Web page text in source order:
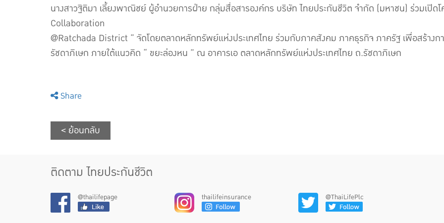
นางสาวฐิติมา เลี้ยงพาณิชย์ ผู้อํานวยการฝ่าย กลุ่มสื่อสารองค์กร บริษัท ไทยประกันชีวิต จำกัด (มหาชน) ร่วมเปิ
Collaboration
@Ratchada District ” จัดโดยตลาดหลักทรัพย์แห่งประเทศไทย ร่วมกับภาคสังคม ภาคธุรกิจ ภาครัฐ เพื่อสร้าง
รัชดาภิเษก ภายใต้แนวคิด “ ขยะล่องหน ” ณ อาคารเอ ตลาดหลักทรัพย์แห่งประเทศไทย ถ.รัชดาภิเษก
Share
< ย้อนกลับ
ติดตาม ไทยประกันชีวิต
@thailifepage thailifeinsurance @ThaiLifePlc